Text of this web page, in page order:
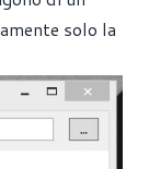
solo la